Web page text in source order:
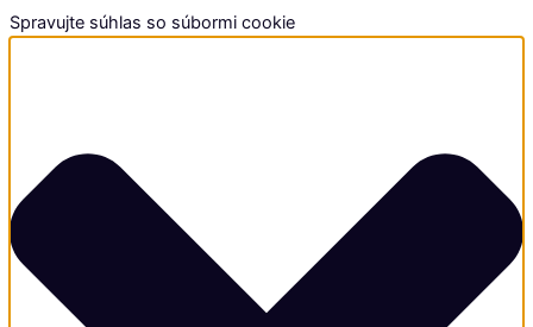
Spravujte súhlas so súbormi cookie